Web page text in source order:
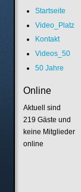
Startseite
Video_Platz
Kontakt
Videos_50
50 Jahre
Online
Aktuell sind
219 Gäste und
keine Mitglieder
online